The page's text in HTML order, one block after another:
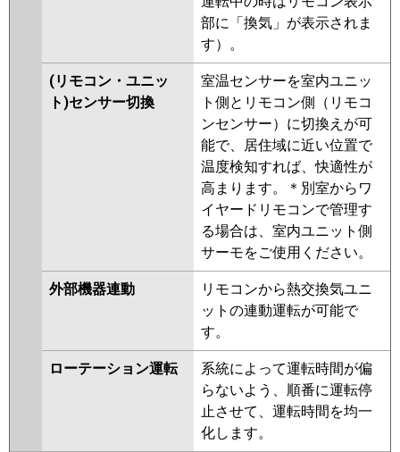
部に「換気」が表示されま
す）。
(リモコン・ユニッ
ト)センサー切換
室温センサーを室内ユニッ
ト側とリモコン側（リモコ
ンセンサー）に切換えが可
能で、居住域に近い位置で
温度検知すれば、快適性が
高まります。＊別室からワ
イヤードリモコンで管理す
る場合は、室内ユニット側
サーモをご使用ください。
外部機器連動
リモコンから熱交換気ユニ
ットの連動運転が可能で
す。
ローテーション運転
系統によって運転時間が偏
らないよう、順番に運転停
止させて、運転時間を均一
化します。